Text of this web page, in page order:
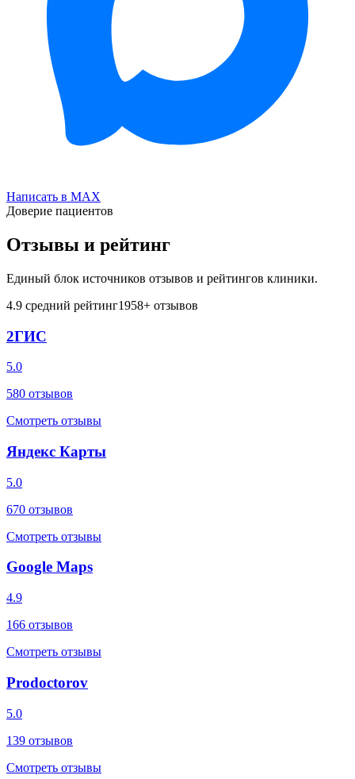
Написать в MAX
Доверие пациентов
Отзывы и рейтинг
Единый блок источников отзывов и рейтингов клиники.
4.9 средний рейтинг1958+ отзывов
2ГИС
5.0
580 отзывов
Смотреть отзывы
Яндекс Карты
5.0
670 отзывов
Смотреть отзывы
Google Maps
4.9
166 отзывов
Смотреть отзывы
Prodoctorov
5.0
139 отзывов
Смотреть отзывы